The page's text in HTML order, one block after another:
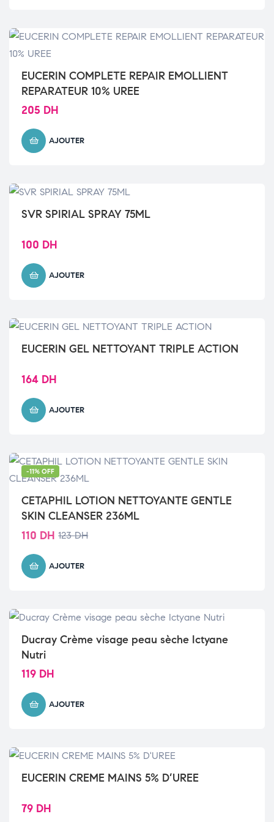
EUCERIN COMPLETE REPAIR EMOLLIENT
REPARATEUR 10% UREE
205 DH
AJOUTER
SVR SPIRIAL SPRAY 75ML
100 DH
AJOUTER
EUCERIN GEL NETTOYANT TRIPLE ACTION
164 DH
AJOUTER
-11% OFF
CETAPHIL LOTION NETTOYANTE GENTLE
SKIN CLEANSER 236ML
123DH
110 DH
AJOUTER
Ducray Crème visage peau sèche Ictyane
Nutri
119 DH
AJOUTER
EUCERIN CREME MAINS 5% D’UREE
79 DH